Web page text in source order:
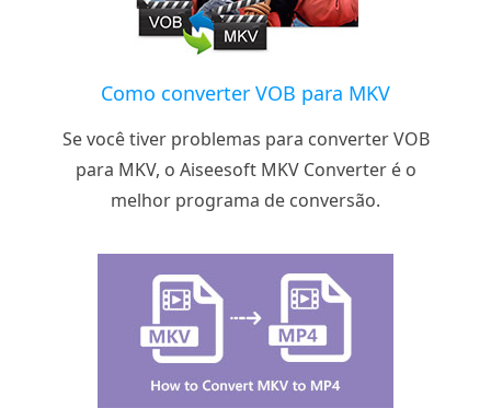
Como converter VOB para MKV
Se você tiver problemas para converter VOB
para MKV, o Aiseesoft MKV Converter é o
melhor programa de conversão.